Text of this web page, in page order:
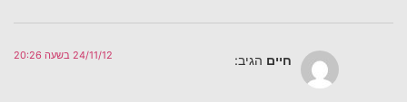
חיים הגיב: 24/11/12 בשעה 20:26